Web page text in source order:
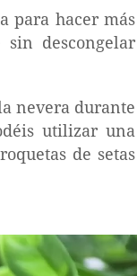
para hacer más
descongelar
nevera durante
utilizar una
de setas